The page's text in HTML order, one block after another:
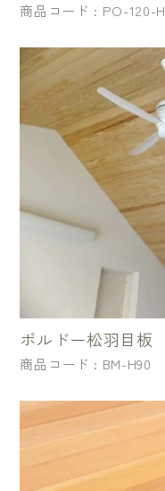
商品コード : PO-120-H
ボルドー松羽目板
商品コード : BM-H90